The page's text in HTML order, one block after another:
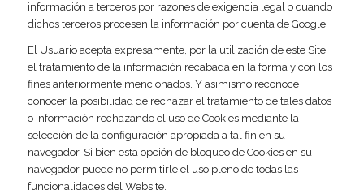
información a terceros por razones de exigencia legal o cuando
dichos terceros procesen la información por cuenta de Google.
El Usuario acepta expresamente, por la utilización de este Site,
el tratamiento de la información recabada en la forma y con los
fines anteriormente mencionados. Y asimismo reconoce
conocer la posibilidad de rechazar el tratamiento de tales datos
o información rechazando el uso de Cookies mediante la
selección de la configuración apropiada a tal fin en su
navegador. Si bien esta opción de bloqueo de Cookies en su
navegador puede no permitirle el uso pleno de todas las
funcionalidades del Website.